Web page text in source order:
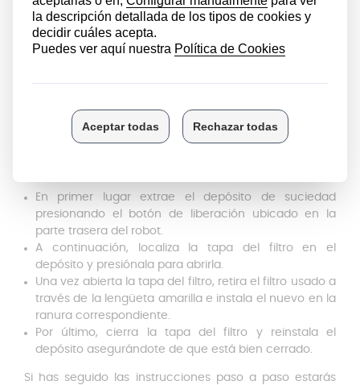
Es importante mantener los electrodomésticos en
perfecto estado y
desde Anakel Home recomendamos
cambiar los filtros de robot Roomba cada dos meses
además de limpiarlos frecuentemente.
Roomba
Cambiar el filtro HEPA de tu aspiradora iRobot Roomba
En primer lugar extrae el depósito de suciedad
presionando el botón de liberación ubicado en la
parte trasera del robot.
A continuación, localiza la tapa del filtro en el
depósito y presiónala para abrirla.
Una vez abierta la tapa del filtro, retira el filtro usado a
través de la lengüeta amarilla e instala el nuevo en la
ranura correspondiente.
Por último, cierra la tapa del filtro y reinstala el
depósito asegurándote de que está bien cerrado.
Si has seguido las instrucciones paso a paso estarás